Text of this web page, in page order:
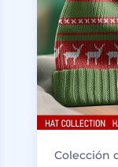
Colección